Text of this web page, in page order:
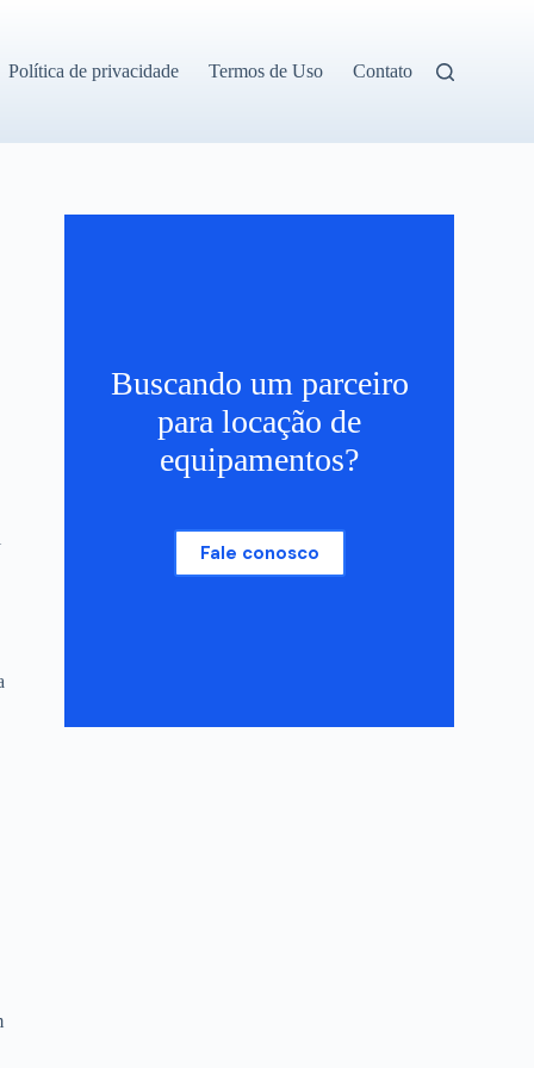
Política de privacidade Termos de Uso Contato
Buscando um parceiro
para locação de
equipamentos?
Fale conosco